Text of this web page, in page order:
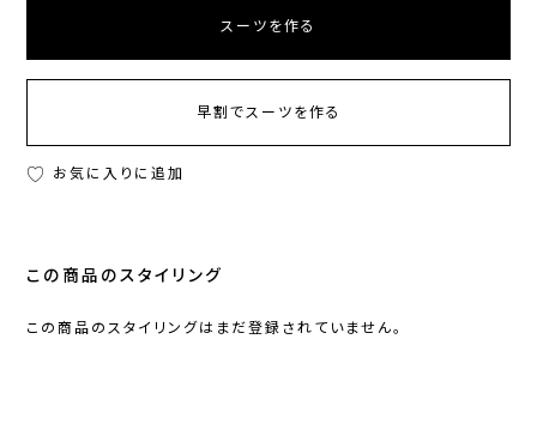
スーツを作る
早割でスーツを作る
お気に入りに追加
この商品のスタイリング
この商品のスタイリングはまだ登録されていません。